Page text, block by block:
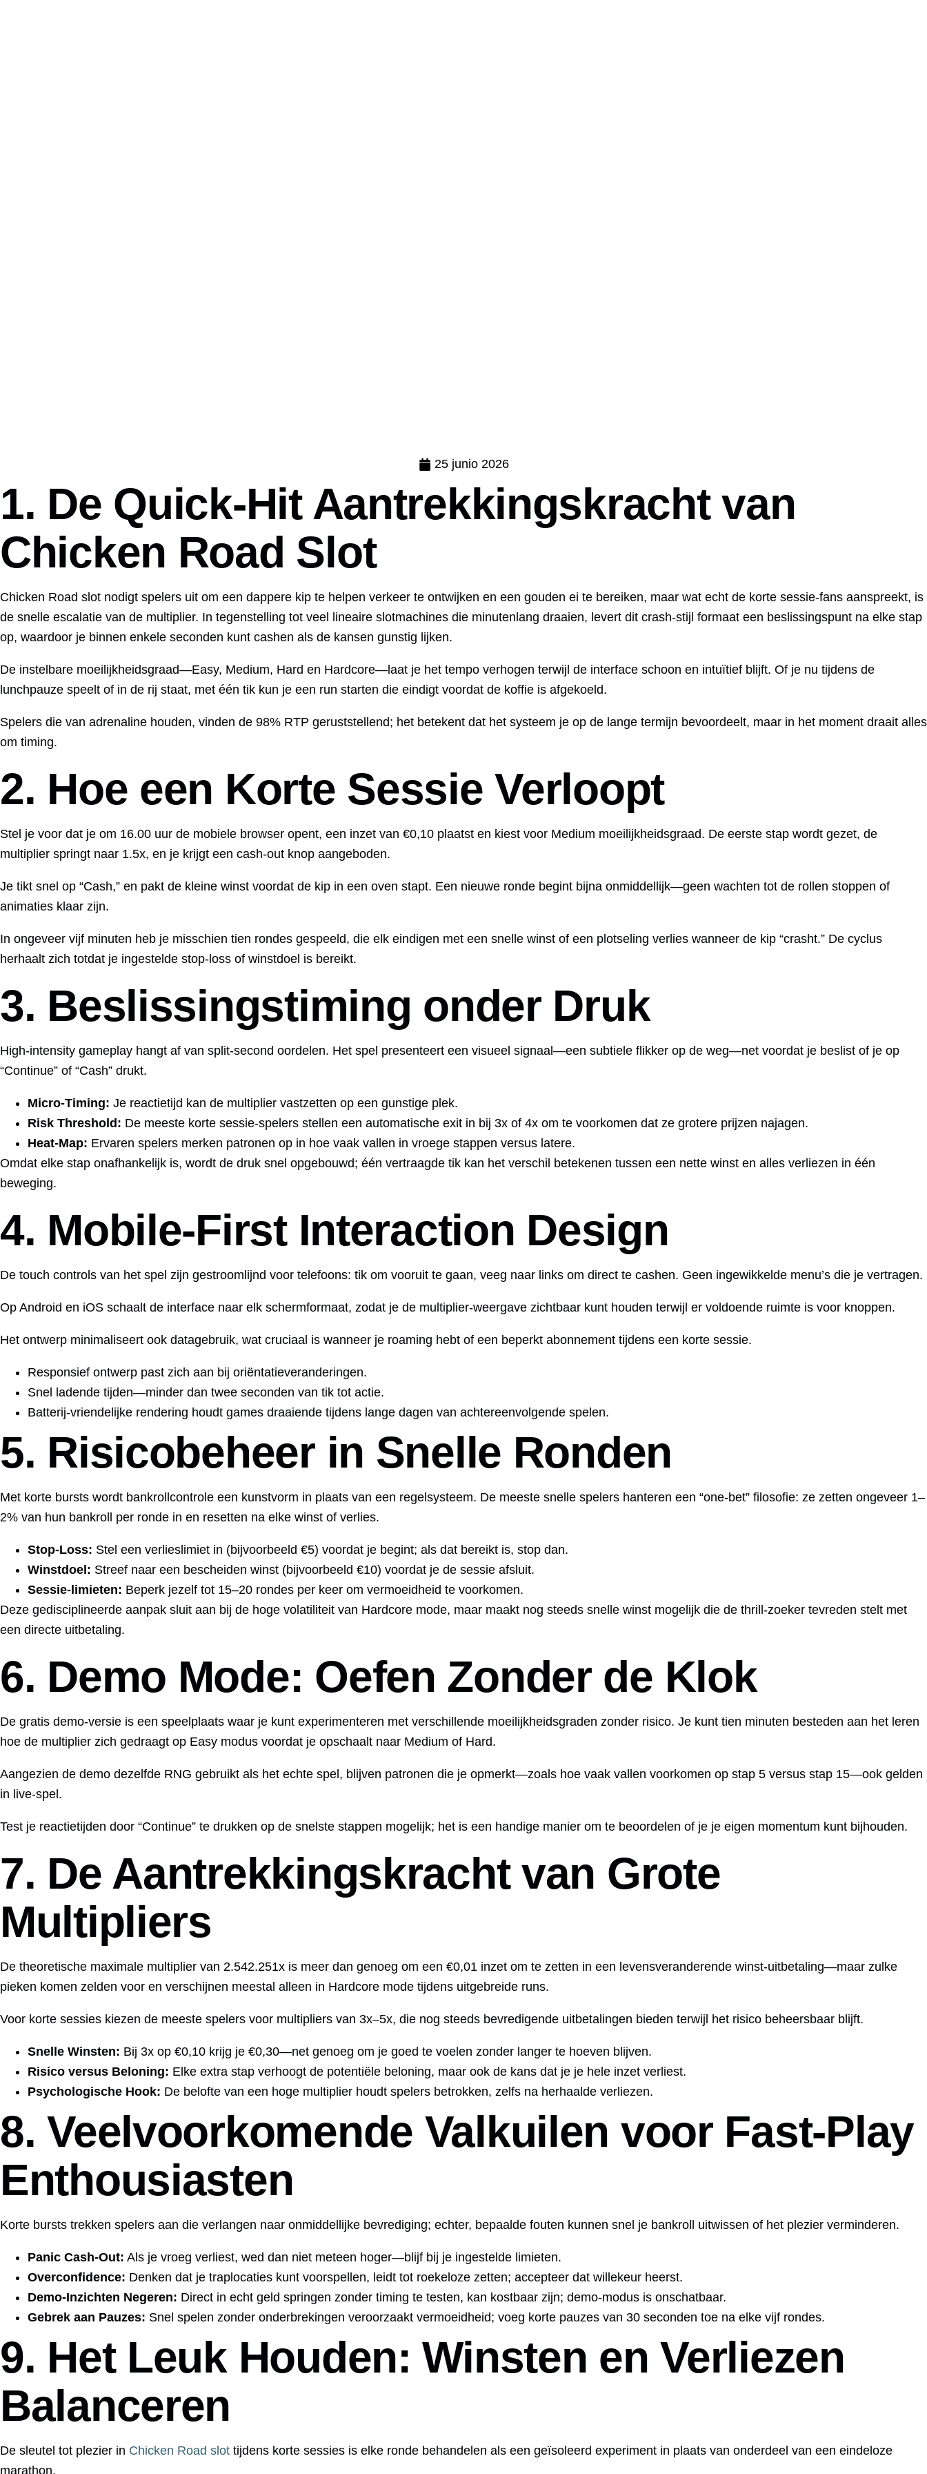
25 junio 2026
1. De Quick‑Hit Aantrekkingskracht van
Chicken Road Slot
Chicken Road slot nodigt spelers uit om een dappere kip te helpen verkeer te ontwijken en een gouden ei te bereiken, maar wat echt de korte sessie‑fans aanspreekt, is
de snelle escalatie van de multiplier. In tegenstelling tot veel lineaire slotmachines die minutenlang draaien, levert dit crash‑stijl formaat een beslissingspunt na elke stap
op, waardoor je binnen enkele seconden kunt cashen als de kansen gunstig lijken.
De instelbare moeilijkheidsgraad—Easy, Medium, Hard en Hardcore—laat je het tempo verhogen terwijl de interface schoon en intuïtief blijft. Of je nu tijdens de
lunchpauze speelt of in de rij staat, met één tik kun je een run starten die eindigt voordat de koffie is afgekoeld.
Spelers die van adrenaline houden, vinden de 98% RTP geruststellend; het betekent dat het systeem je op de lange termijn bevoordeelt, maar in het moment draait alles
om timing.
2. Hoe een Korte Sessie Verloopt
Stel je voor dat je om 16.00 uur de mobiele browser opent, een inzet van €0,10 plaatst en kiest voor Medium moeilijkheidsgraad. De eerste stap wordt gezet, de
multiplier springt naar 1.5x, en je krijgt een cash‑out knop aangeboden.
Je tikt snel op “Cash,” en pakt de kleine winst voordat de kip in een oven stapt. Een nieuwe ronde begint bijna onmiddellijk—geen wachten tot de rollen stoppen of
animaties klaar zijn.
In ongeveer vijf minuten heb je misschien tien rondes gespeeld, die elk eindigen met een snelle winst of een plotseling verlies wanneer de kip “crasht.” De cyclus
herhaalt zich totdat je ingestelde stop‑loss of winstdoel is bereikt.
3. Beslissingstiming onder Druk
High‑intensity gameplay hangt af van split‑second oordelen. Het spel presenteert een visueel signaal—een subtiele flikker op de weg—net voordat je beslist of je op
“Continue” of “Cash” drukt.
Micro‑Timing: Je reactietijd kan de multiplier vastzetten op een gunstige plek.
Risk Threshold: De meeste korte sessie‑spelers stellen een automatische exit in bij 3x of 4x om te voorkomen dat ze grotere prijzen najagen.
Heat‑Map: Ervaren spelers merken patronen op in hoe vaak vallen in vroege stappen versus latere.
Omdat elke stap onafhankelijk is, wordt de druk snel opgebouwd; één vertraagde tik kan het verschil betekenen tussen een nette winst en alles verliezen in één
beweging.
4. Mobile‑First Interaction Design
De touch controls van het spel zijn gestroomlijnd voor telefoons: tik om vooruit te gaan, veeg naar links om direct te cashen. Geen ingewikkelde menu’s die je vertragen.
Op Android en iOS schaalt de interface naar elk schermformaat, zodat je de multiplier‑weergave zichtbaar kunt houden terwijl er voldoende ruimte is voor knoppen.
Het ontwerp minimaliseert ook datagebruik, wat cruciaal is wanneer je roaming hebt of een beperkt abonnement tijdens een korte sessie.
Responsief ontwerp past zich aan bij oriëntatieveranderingen.
Snel ladende tijden—minder dan twee seconden van tik tot actie.
Batterij‑vriendelijke rendering houdt games draaiende tijdens lange dagen van achtereenvolgende spelen.
5. Risicobeheer in Snelle Ronden
Met korte bursts wordt bankrollcontrole een kunstvorm in plaats van een regelsysteem. De meeste snelle spelers hanteren een “one‑bet” filosofie: ze zetten ongeveer 1–
2% van hun bankroll per ronde in en resetten na elke winst of verlies.
Stop‑Loss: Stel een verlieslimiet in (bijvoorbeeld €5) voordat je begint; als dat bereikt is, stop dan.
Winstdoel: Streef naar een bescheiden winst (bijvoorbeeld €10) voordat je de sessie afsluit.
Sessie‑limieten: Beperk jezelf tot 15–20 rondes per keer om vermoeidheid te voorkomen.
Deze gedisciplineerde aanpak sluit aan bij de hoge volatiliteit van Hardcore mode, maar maakt nog steeds snelle winst mogelijk die de thrill‑zoeker tevreden stelt met
een directe uitbetaling.
6. Demo Mode: Oefen Zonder de Klok
De gratis demo‑versie is een speelplaats waar je kunt experimenteren met verschillende moeilijkheidsgraden zonder risico. Je kunt tien minuten besteden aan het leren
hoe de multiplier zich gedraagt op Easy modus voordat je opschaalt naar Medium of Hard.
Aangezien de demo dezelfde RNG gebruikt als het echte spel, blijven patronen die je opmerkt—zoals hoe vaak vallen voorkomen op stap 5 versus stap 15—ook gelden
in live‑spel.
Test je reactietijden door “Continue” te drukken op de snelste stappen mogelijk; het is een handige manier om te beoordelen of je je eigen momentum kunt bijhouden.
7. De Aantrekkingskracht van Grote
Multipliers
De theoretische maximale multiplier van 2.542.251x is meer dan genoeg om een €0,01 inzet om te zetten in een levensveranderende winst‑uitbetaling—maar zulke
pieken komen zelden voor en verschijnen meestal alleen in Hardcore mode tijdens uitgebreide runs.
Voor korte sessies kiezen de meeste spelers voor multipliers van 3x–5x, die nog steeds bevredigende uitbetalingen bieden terwijl het risico beheersbaar blijft.
Snelle Winsten: Bij 3x op €0,10 krijg je €0,30—net genoeg om je goed te voelen zonder langer te hoeven blijven.
Risico versus Beloning: Elke extra stap verhoogt de potentiële beloning, maar ook de kans dat je je hele inzet verliest.
Psychologische Hook: De belofte van een hoge multiplier houdt spelers betrokken, zelfs na herhaalde verliezen.
8. Veelvoorkomende Valkuilen voor Fast‑Play
Enthousiasten
Korte bursts trekken spelers aan die verlangen naar onmiddellijke bevrediging; echter, bepaalde fouten kunnen snel je bankroll uitwissen of het plezier verminderen.
Panic Cash‑Out: Als je vroeg verliest, wed dan niet meteen hoger—blijf bij je ingestelde limieten.
Overconfidence: Denken dat je traplocaties kunt voorspellen, leidt tot roekeloze zetten; accepteer dat willekeur heerst.
Demo‑Inzichten Negeren: Direct in echt geld springen zonder timing te testen, kan kostbaar zijn; demo‑modus is onschatbaar.
Gebrek aan Pauzes: Snel spelen zonder onderbrekingen veroorzaakt vermoeidheid; voeg korte pauzes van 30 seconden toe na elke vijf rondes.
9. Het Leuk Houden: Winsten en Verliezen
Balanceren
De sleutel tot plezier in Chicken Road slot tijdens korte sessies is elke ronde behandelen als een geïsoleerd experiment in plaats van onderdeel van een eindeloze
marathon.